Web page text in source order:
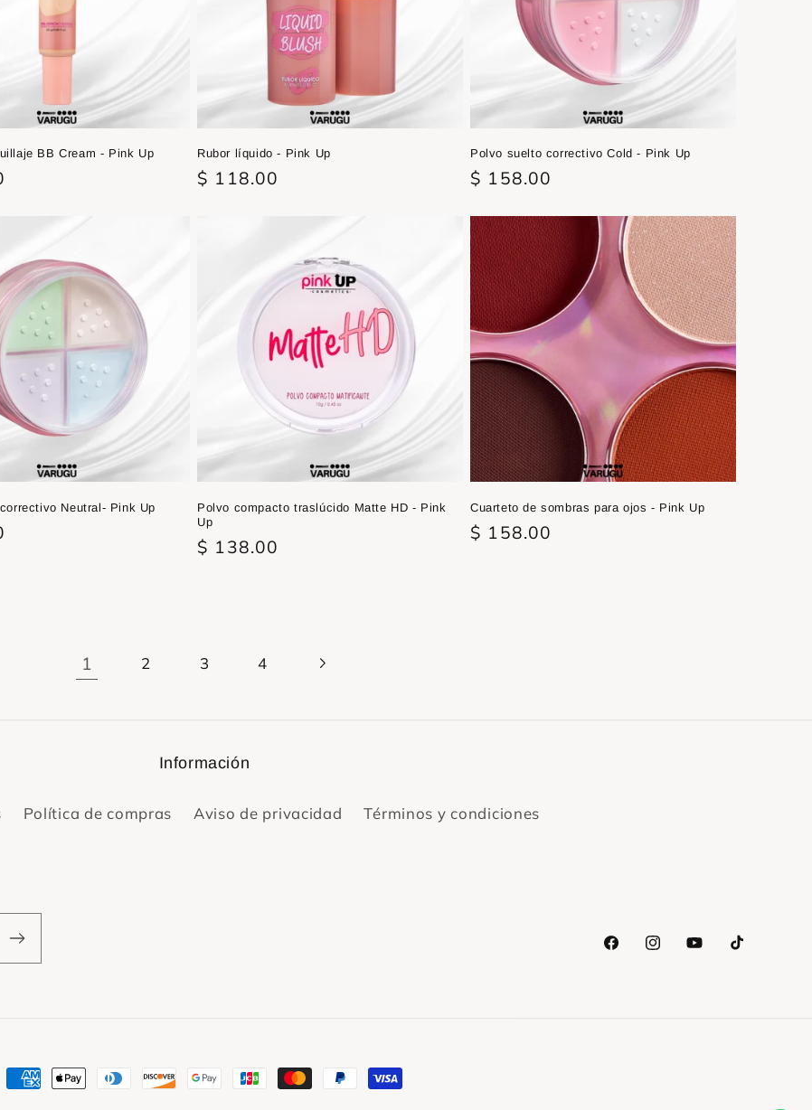
BB Cream - Pink Up Rubor líquido - Pink Up
Precio
$ 118.00
Polvo suelto correctivo Cold - Pink Up
Precio
$ 158.00
Neutral- Pink Up
Polvo compacto traslúcido Matte HD - Pink
Up
Precio
$ 138.00
Cuarteto de sombras para ojos - Pink Up
Precio
$ 158.00
1 2 3 4
Información
Política de compras Aviso de privacidad Términos y condiciones
FacebookInstagramYouTubeTikTok
Formas